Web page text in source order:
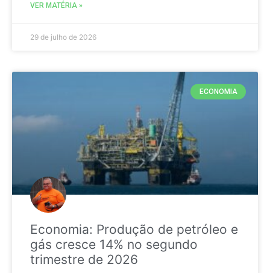
VER MATÉRIA »
29 de julho de 2026
ECONOMIA
Economia: Produção de petróleo e
gás cresce 14% no segundo
trimestre de 2026